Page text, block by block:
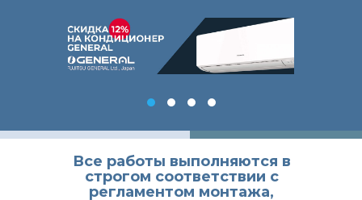
Все работы выполняются в
строгом соответствии с
регламентом монтажа,
ИНН: 7806580896
В компьютерных клубах под ключ
В бизнес-центрах под ключ
В архивах под ключ
В спортзалах под ключ
ООО «Климатические Решения»
и рекуператоров